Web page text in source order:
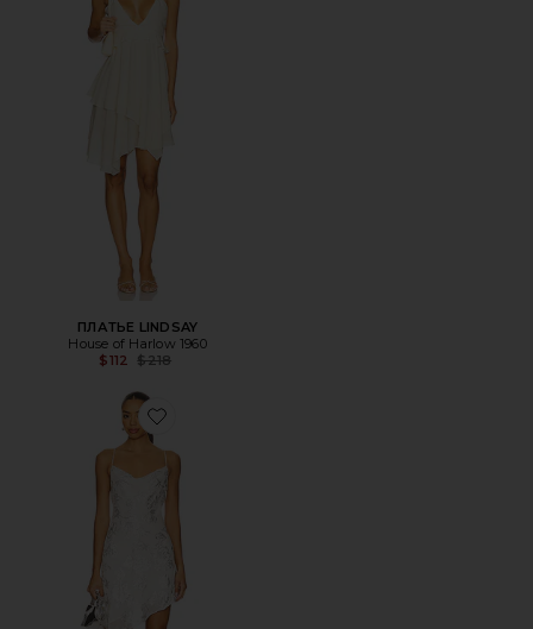
ПЛАТЬЕ LINDSAY
House of Harlow 1960
$112
Previous price:
$218
Favorite ПЛАТЬЕ FAYE